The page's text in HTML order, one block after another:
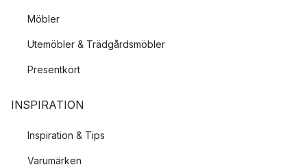
Möbler
Utemöbler & Trädgårdsmöbler
Presentkort
INSPIRATION
Inspiration & Tips
Varumärken